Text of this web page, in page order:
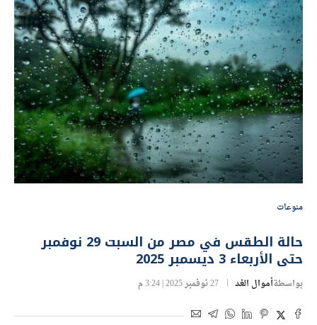
منوعات
حالة الطقس في مصر من السبت 29 نوفمبر
حتى الأربعاء 3 ديسمبر 2025
بواسطةأموال الغد 27 نوفمبر 2025 | 3:24 م